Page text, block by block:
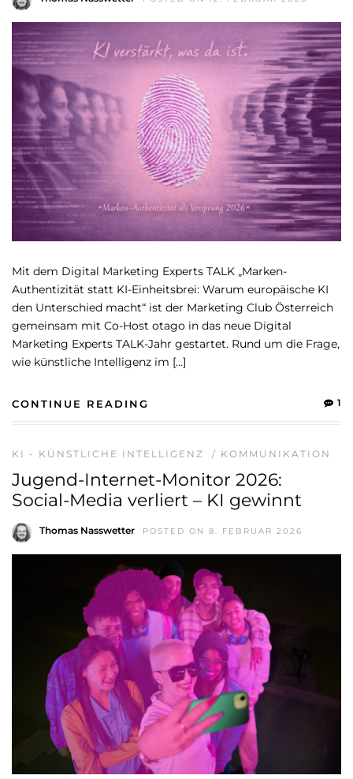
Mit dem Digital Marketing Experts TALK „Marken-
Authentizität statt KI-Einheitsbrei: Warum europäische KI
den Unterschied macht“ ist der Marketing Club Österreich
gemeinsam mit Co-Host otago in das neue Digital
Marketing Experts TALK-Jahr gestartet. Rund um die Frage,
wie künstliche Intelligenz im […]
CONTINUE READING 1
KI - KÜNSTLICHE INTELLIGENZ / KOMMUNIKATION
Jugend-Internet-Monitor 2026:
Social-Media verliert – KI gewinnt
Thomas Nasswetter POSTED ON 8. FEBRUAR 2026